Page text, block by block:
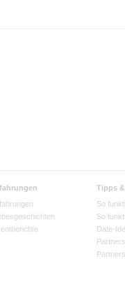
Tipps
So
So
Date-